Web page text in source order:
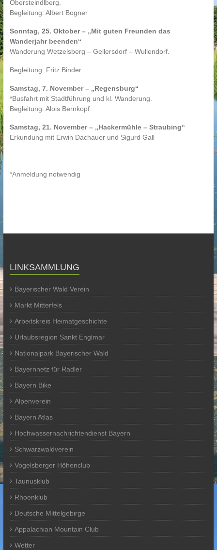
Obersteindlberg.
Begleitung: Albert Bogner
Sonntag, 25. Oktober – „Mit guten Freunden das
Wanderjahr beenden“
Wanderung Wetzelsberg – Gellersdorf – Wullendorf.
Begleitung: Fritz Binder
Samstag, 7. November – „Regensburg“
*Busfahrt mit Stadtführung und kl. Wanderung.
Begleitung: Alois Bernkopf
Samstag, 21. November – „Hackermühle – Straubing“
Erkundung mit Erwin Dachauer und Sigurd Gall
*Anmeldung notwendig
LINKSAMMLUNG
Bayerischer Wald Verein
Markt Mitterfels
Arbeitskreis Heimatgeschichte
Urlaubsregion Sankt Englmar
Nationalpark Bayerischer Wald
Bayernnetz für Radler
Bayern Bike
Alpenverein
Bayern Atlas
Hochwassernachrichtendienst Bayern
Schwarzwaldverein
Vogelsberger Höhenclub
Taunusklub
Rhoenklub
Deutsche Mittelgebirge
Appalachian Mountain Club
Wetter